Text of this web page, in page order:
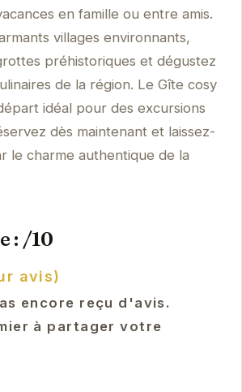
en famille ou entre amis.
villages environnants,
préhistoriques et dégustez
de la région. Le Gîte cosy
idéal pour des excursions
dès maintenant et laissez-
le charme authentique de la
: /10
avis)
encore reçu d'avis.
à partager votre